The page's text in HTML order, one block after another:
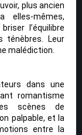
plus ancien
elles-mêmes,
l’équilibre
ténèbres. Leur
malédiction.
dans une
romantisme
scènes de
palpable, et la
entre la